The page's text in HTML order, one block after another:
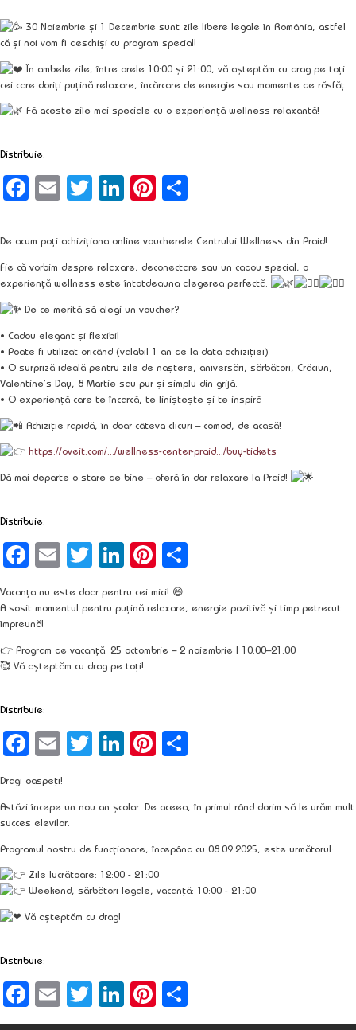
30 Noiembrie și 1 Decembrie sunt zile libere legale în România, astfel
că și noi vom fi deschiși cu program special!
În ambele zile, între orele 10:00 și 21:00 , vă așteptăm cu drag pe toți
cei care doriți puțină relaxare, încărcare de energie sau momente de răsfăț.
Fă aceste zile mai speciale cu o experiență wellness relaxantă!
Distribuie:
Facebook
EmailTwitter
LinkedInPinterest
De acum poți achiziționa online voucherele Centrului Wellness din Praid!
Fie că vorbim despre relaxare, deconectare sau un cadou special, o
experiență wellness este întotdeauna alegerea perfectă.
De ce merită să alegi un voucher?
• Cadou elegant și flexibil
• Poate fi utilizat oricând (valabil 1 an de la data achiziției)
• O surpriză ideală pentru zile de naștere, aniversări, sărbători, Crăciun,
Valentine’s Day, 8 Martie sau pur și simplu din grijă.
• O experiență care te încarcă, te liniștește și te inspiră
Achiziție rapidă, în doar câteva clicuri – comod, de acasă!
https://oveit.com/.../wellness-center-praid.../buy-tickets
Dă mai departe o stare de bine – oferă în dar relaxare la Praid!
Distribuie:
Facebook
EmailTwitter
LinkedInPinterest
Vacanța nu este doar pentru cei mici! 😄
A sosit momentul pentru puțină relaxare, energie pozitivă și timp petrecut
împreună!
👉 Program de vacanță: 25 octombrie – 2 noiembrie | 10:00–21:00
🥰 Vă așteptăm cu drag pe toți!
Distribuie:
Facebook
EmailTwitter
LinkedInPinterest
Dragi oaspeți!
Astăzi începe un nou an școlar. De aceea, în primul rând dorim să le urăm mult
succes elevilor.
Programul nostru de funcționare, începând cu 08.09.2025 , este următorul:
Zile lucrătoare: 12:00 - 21:00
Weekend, sărbători legale, vacanță: 10:00 - 21:00
Vă așteptăm cu drag!
Distribuie:
Facebook
EmailTwitter
LinkedInPinterest